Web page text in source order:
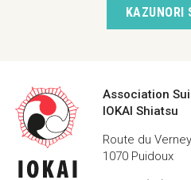
KAZUNORI
Coordonnées
Association
IOKAI Shiatsu
Route du
1070 Puidoux